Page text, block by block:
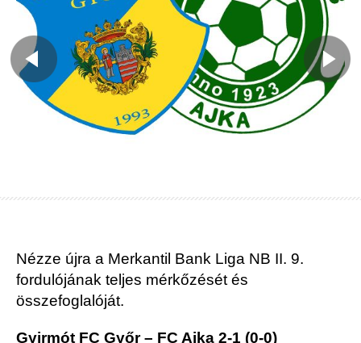
Nézze újra a Merkantil Bank Liga NB II. 9.
fordulójának teljes mérkőzését és
összefoglalóját.
Gyirmót FC Győr – FC Ajka 2-1 (0-0)